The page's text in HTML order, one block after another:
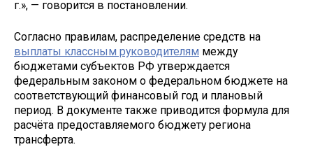
г.», — говорится в постановлении.
Согласно правилам, распределение средств на
выплаты классным руководителям между
бюджетами субъектов РФ утверждается
федеральным законом о федеральном бюджете на
соответствующий финансовый год и плановый
период. В документе также приводится формула для
расчёта предоставляемого бюджету региона
трансферта.